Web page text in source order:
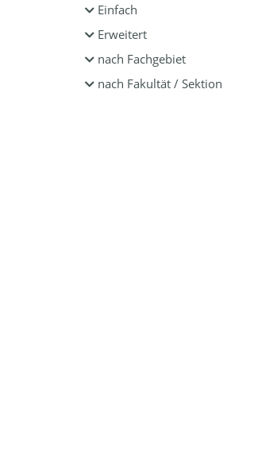
Einfach
Erweitert
nach Fachgebiet
nach Fakultät / Sektion